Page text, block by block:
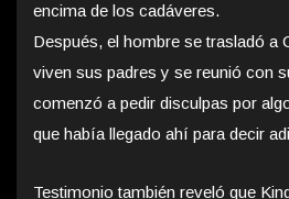
encima de los cadáveres.
Después, el hombre se trasladó a
viven sus padres y se reunió con
comenzó a pedir disculpas por
que había llegado ahí para decir
Testimonio también reveló que